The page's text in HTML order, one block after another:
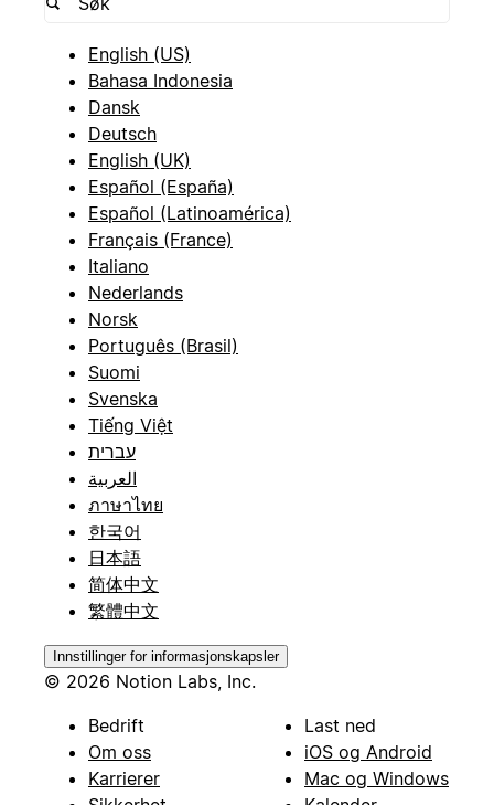
English (US)
Bahasa Indonesia
Dansk
Deutsch
English (UK)
Español (España)
Español (Latinoamérica)
Français (France)
Italiano
Nederlands
Norsk
Português (Brasil)
Suomi
Svenska
Tiếng Việt
עברית
العربية
ภาษาไทย
한국어
日本語
简体中文
繁體中文
Innstillinger for informasjonskapsler
© 2026 Notion Labs, Inc.
Bedrift
Om oss
Karrierer
Last ned
iOS og Android
Mac og Windows